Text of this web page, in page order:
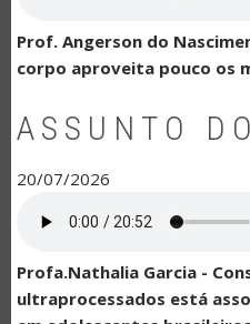
Prof. Angerson do
corpo aproveita pouco os
ASSUNTO
20/07/2026
Profa.Nathalia Garcia -
ultraprocessados está